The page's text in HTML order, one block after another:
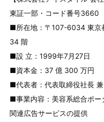
東証一部・コード番号3660
■所在地：〒107-6034 東京
34 階
■設 立：1999年7月27日
■資本金：37 億 300 万円
■代表者：代表取締役社長
■事業内容：美容系総合ポー
関連広告サービスの提供